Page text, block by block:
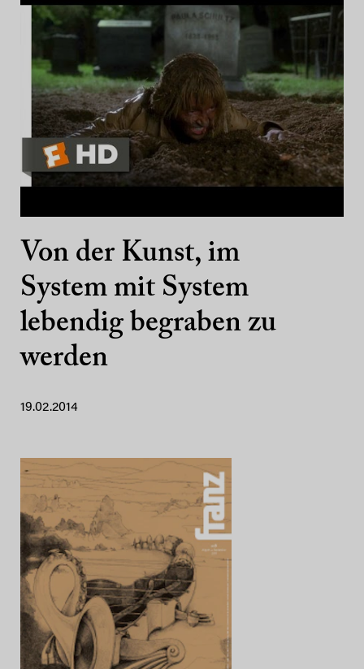
Von der Kunst, im
System mit System
lebendig begraben zu
werden
19.02.2014